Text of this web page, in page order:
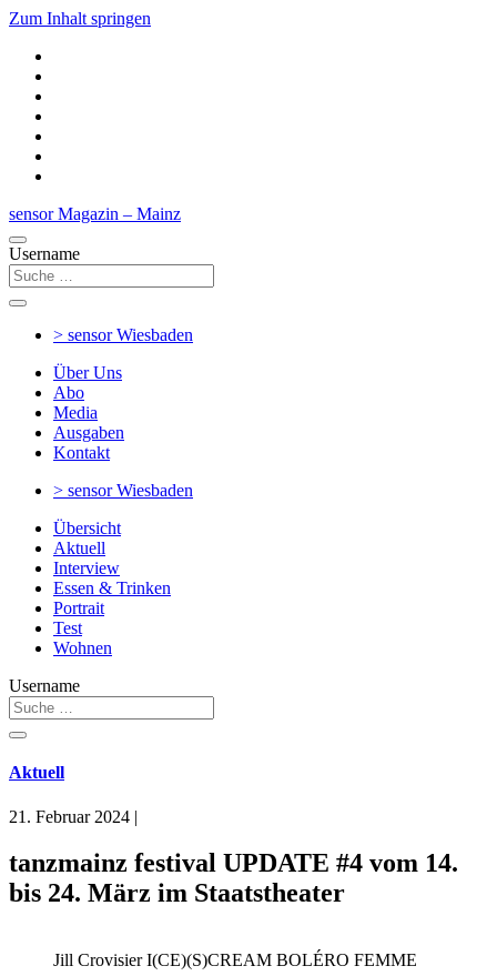
Zum Inhalt springen
sensor Magazin – Mainz
Username
> sensorWiesbaden
Über Uns
Abo
Media
Ausgaben
Kontakt
> sensorWiesbaden
Übersicht
Aktuell
Interview
Essen & Trinken
Portrait
Test
Wohnen
Username
Aktuell
21. Februar 2024 |
tanzmainz festival UPDATE #4 vom 14.
bis 24. März im Staatstheater
Jill Crovisier I(CE)(S)CREAM BOLÉRO FEMME